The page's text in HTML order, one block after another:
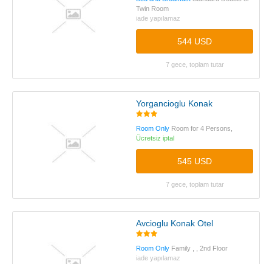
Twin Room
iade yapılamaz
544 USD
7 gece, toplam tutar
Yorgancioglu Konak
Room Only Room for 4 Persons,
Ücretsiz iptal
545 USD
7 gece, toplam tutar
Avcioglu Konak Otel
Room Only Family , , 2nd Floor
iade yapılamaz